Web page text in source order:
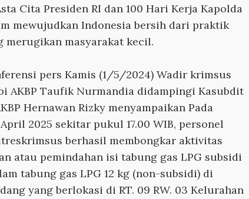
Cita Presiden RI dan 100 Hari Kerja Kapolda
mewujudkan Indonesia bersih dari praktik
merugikan masyarakat kecil.
pers Kamis (1/5/2024) Wadir krimsus
AKBP Taufik Nurmandia didampingi Kasubdit
Hernawan Rizky menyampaikan Pada
2025 sekitar pukul 17.00 WIB, personel
berhasil membongkar aktivitas
atau pemindahan isi tabung gas LPG subsidi
tabung gas LPG 12 kg (non-subsidi) di
yang berlokasi di RT. 09 RW. 03 Kelurahan